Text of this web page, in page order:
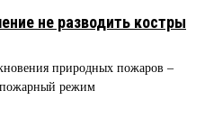
не разводить костры
природных пожаров –
режим